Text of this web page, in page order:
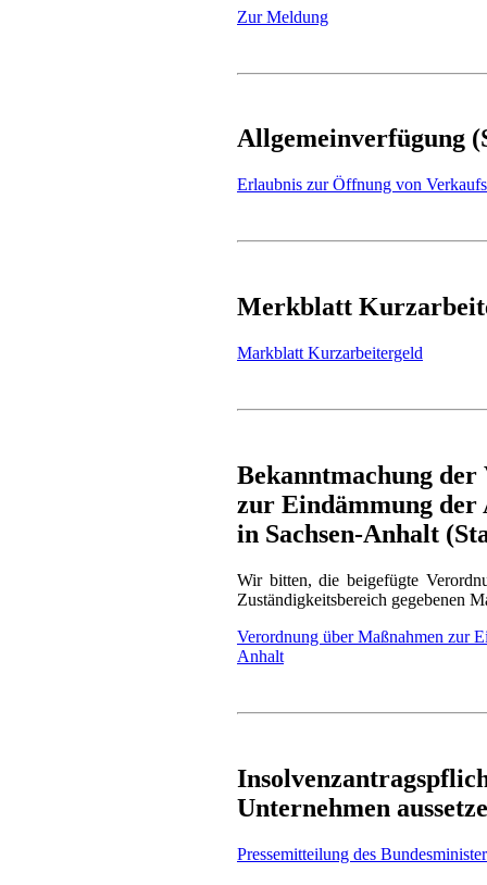
Zur Meldung
Allgemeinverfügung
Erlaubnis zur Öffnung von
Merkblatt
Markblatt Kurzarbeitergeld
Bekanntmachung
zur Eindämmung der
in Sachsen-Anhalt
Wir bitten, die beigefügte
Zuständigkeitsbereich gegebenen
Verordnung über Maßnahmen zur
Anhalt
Unternehmen
Pressemitteilung des